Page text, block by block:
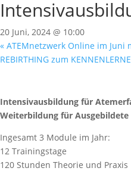
20 Juni, 2024 @ 10:00
« ATEMnetzwerk Online im Juni
REBIRTHING zum
Intensivausbildung für
Weiterbildung für Ausgebildete
Ingesamt 3 Module im Jahr:
12 Trainingstage
120 Stunden Theorie und Praxis